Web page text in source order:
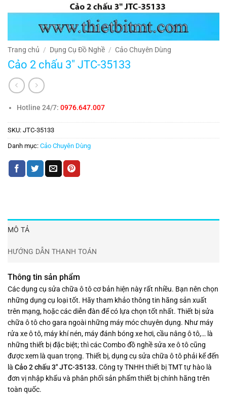
Trang chủ / Dụng Cụ Đồ Nghề / Cảo Chuyên Dùng
Cảo 2 chấu 3″ JTC-35133
Hotline 24/7: 0976.647.007
SKU: JTC-35133
Danh mục: Cảo Chuyên Dùng
MÔ TẢ
HƯỚNG DẪN THANH TOÁN
Thông tin sản phẩm
Các dụng cụ sửa chữa ô tô cơ bản hiện này rất nhiều. Bạn nên chọn
những dụng cụ loại tốt. Hãy tham khảo thông tin hãng sản xuất
trên mạng, hoặc các diễn đàn để có lựa chọn tốt nhất. Thiết bị sửa
chữa ô tô cho gara ngoài những máy móc chuyên dụng. Như máy
rửa xe ô tô, máy khí nén, máy đánh bóng xe hơi, cầu nâng ô tô,… là
những thiết bị đặc biệt; thì các Combo đồ nghề sửa xe ô tô cũng
được xem là quan trọng. Thiết bị, dụng cụ sửa chữa ô tô phải kể đến
là Cảo 2 chấu 3″ JTC-35133. Công ty TNHH thiết bị TMT tự hào là
đơn vị nhập khẩu và phân phối sản phẩm thiết bị chính hãng trên
toàn quốc.